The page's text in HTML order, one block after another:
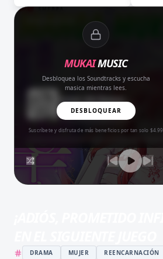
MUKAIMUSIC
Desbloquea los Soundtracks y escucha
masica mientras lees.
DESBLOQUEAR
Suscríbete y disfruta de más beneficios por tan solo $4.99
Amor del Bueno
BALADA
DRAMA MUJER REENCARNACIÓN